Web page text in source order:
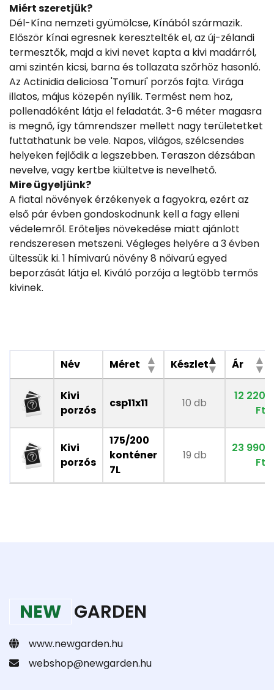
Miért szeretjük?
Dél-Kína nemzeti gyümölcse, Kínából származik.
Először kínai egresnek keresztelték el, az új-zélandi
termesztők, majd a kivi nevet kapta a kivi madárról,
ami szintén kicsi, barna és tollazata szőrhöz hasonló.
Az Actinidia deliciosa 'Tomuri' porzós fajta. Virága
illatos, május közepén nyílik. Termést nem hoz,
pollenadóként látja el feladatát. 3-6 méter magasra
is megnő, így támrendszer mellett nagy területetket
futtathatunk be vele. Napos, világos, szélcsendes
helyeken fejlődik a legszebben. Teraszon dézsában
nevelve, vagy kertbe kiültetve is nevelhető.
Mire ügyeljünk?
A fiatal növények érzékenyek a fagyokra, ezért az
első pár évben gondoskodnunk kell a fagy elleni
védelemről. Erőteljes növekedése miatt ajánlott
rendszeresen metszeni. Végleges helyére a 3 évben
ültessük ki. 1 hímivarú növény 8 nőivarú egyed
beporzását látja el. Kiváló porzója a legtöbb termős
kivinek.
Név Méret Készlet Ár
Kivi
porzós
csp11x11 10 db
12 220
Ft
Kivi
porzós
175/200
konténer
7L
19 db
23 990
Ft
NEW GARDEN
www.newgarden.hu
webshop@newgarden.hu